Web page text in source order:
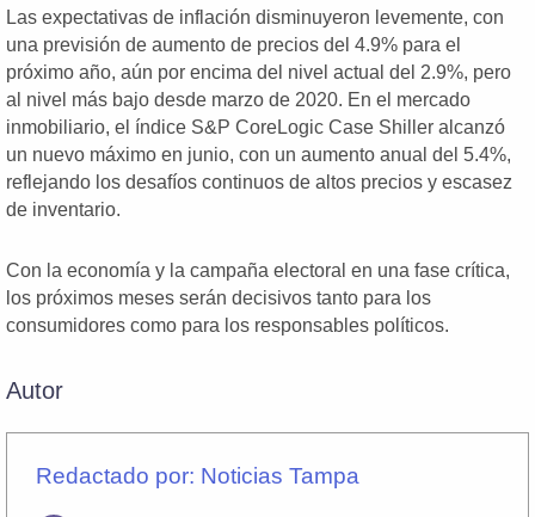
Las expectativas de inflación disminuyeron levemente, con
una previsión de aumento de precios del 4.9% para el
próximo año, aún por encima del nivel actual del 2.9%, pero
al nivel más bajo desde marzo de 2020. En el mercado
inmobiliario, el índice S&P CoreLogic Case Shiller alcanzó
un nuevo máximo en junio, con un aumento anual del 5.4%,
reflejando los desafíos continuos de altos precios y escasez
de inventario.
Con la economía y la campaña electoral en una fase crítica,
los próximos meses serán decisivos tanto para los
consumidores como para los responsables políticos.
Autor
Redactado por: Noticias Tampa